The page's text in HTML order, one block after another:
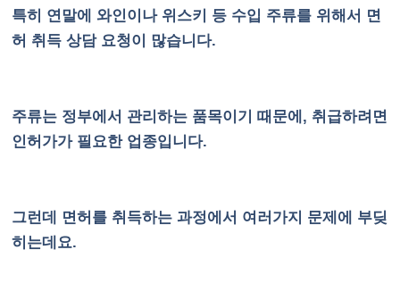
특히 연말에 와인이나 위스키 등 수입 주류를 위해서 면
허 취득 상담 요청이 많습니다.
주류는 정부에서 관리하는 품목이기 때문에, 취급하려면
인허가가 필요한 업종입니다.
그런데 면허를 취득하는 과정에서 여러가지 문제에 부딪
히는데요.